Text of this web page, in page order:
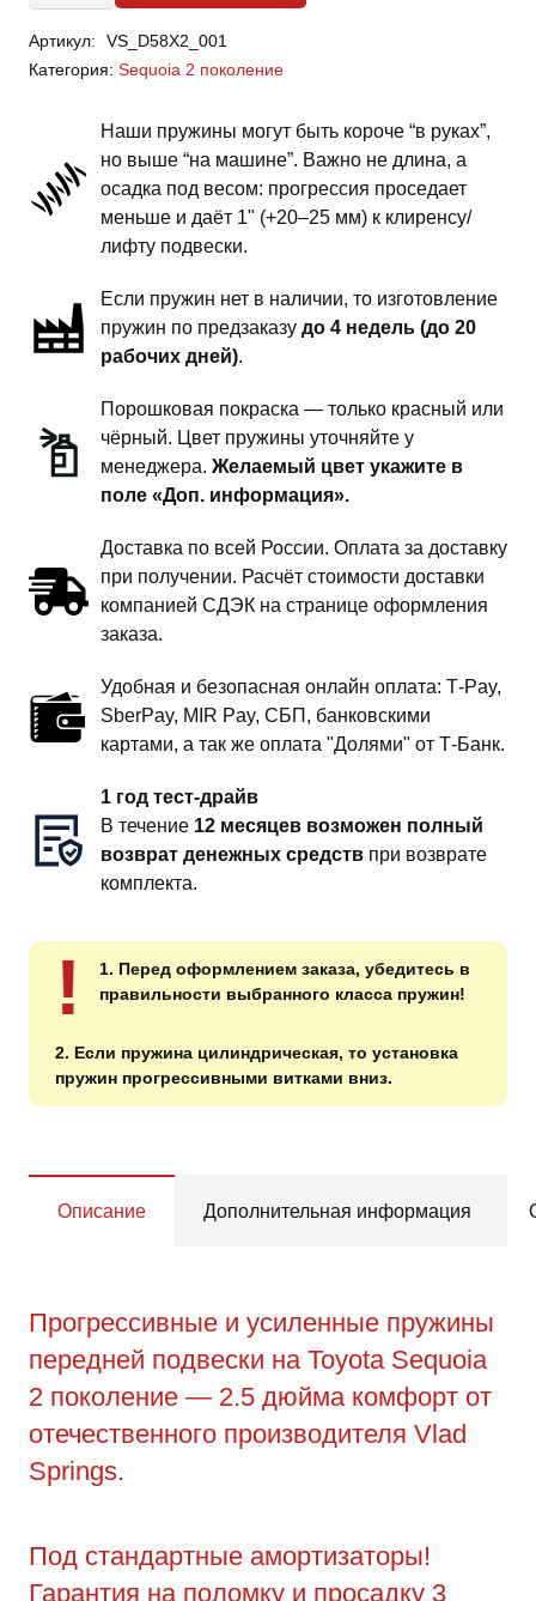
Sequoia
2
пружины
передней
подвески
дюйма
комфорт
Артикул:
VS_D58X2_001
Категория: Sequoia 2 поколение
Наши пружины могут быть короче “в руках”,
но выше “на машине”. Важно не длина, а
осадка под весом: прогрессия проседает
меньше и даёт 1" (+20–25 мм) к клиренсу/
лифту подвески.
Если пружин нет в наличии, то изготовление
пружин по предзаказу до 4 недель (до 20
рабочих дней).
Порошковая покраска — только красный или
чёрный. Цвет пружины уточняйте у
менеджера. Желаемый цвет укажите в
поле «Доп. информация».
Доставка по всей России. Оплата за доставку
при получении. Расчёт стоимости доставки
компанией СДЭК на странице оформления
заказа.
Удобная и безопасная онлайн оплата: T‑Pay,
SberPay, MIR Pay, СБП, банковскими
картами, а так же оплата "Долями" от Т-Банк.
1 год тест-драйв
В течение 12 месяцев возможен полный
возврат денежных средств при возврате
комплекта.
!
1. Перед оформлением заказа, убедитесь в
правильности выбранного класса пружин!
2. Если пружина цилиндрическая, то установка
пружин прогрессивными витками вниз.
Описание Дополнительная информация
Прогрессивные и усиленные пружины
передней подвески на Toyota Sequoia
2 поколение — 2.5 дюйма комфорт от
отечественного производителя Vlad
Springs.
Под стандартные амортизаторы!
Гарантия на поломку и просадку 3